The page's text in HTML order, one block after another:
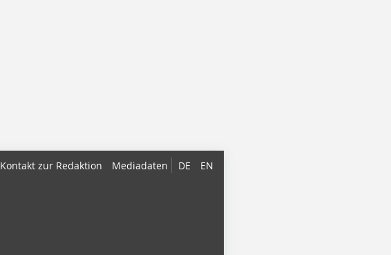
DE EN
Kontakt zur Redaktion Mediadaten